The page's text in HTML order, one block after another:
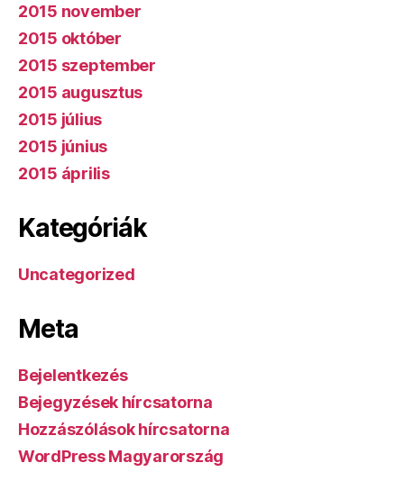
2015 november
2015 október
2015 szeptember
2015 augusztus
2015 július
2015 június
2015 április
Kategóriák
Uncategorized
Meta
Bejelentkezés
Bejegyzések hírcsatorna
Hozzászólások hírcsatorna
WordPress Magyarország